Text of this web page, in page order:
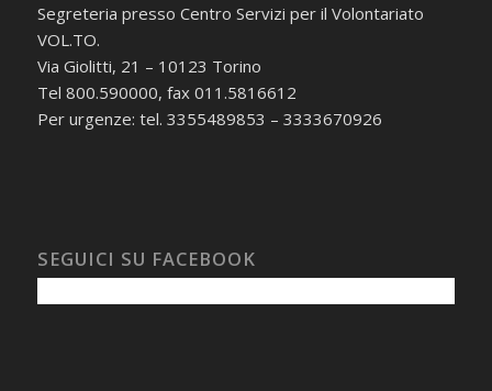
Segreteria presso Centro Servizi per il Volontariato
VOL.TO.
Via Giolitti, 21 – 10123 Torino
Tel 800.590000, fax 011.5816612
Per urgenze: tel. 3355489853 – 3333670926
SEGUICI SU FACEBOOK